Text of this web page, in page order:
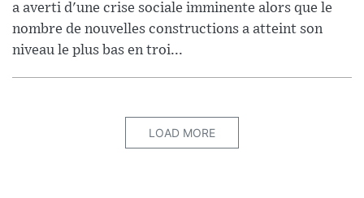
a averti d'une crise sociale imminente alors que le
nombre de nouvelles constructions a atteint son
niveau le plus bas en troi...
LOAD MORE